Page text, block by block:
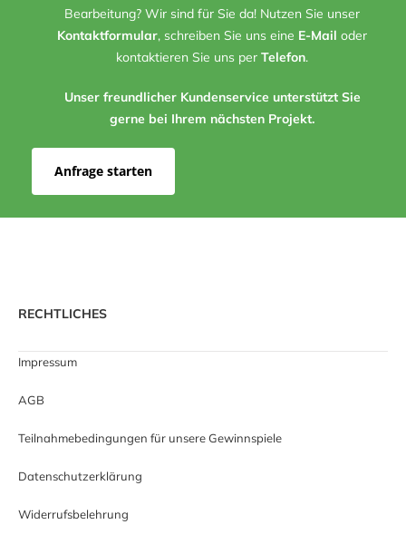
Bearbeitung? Wir sind für Sie da! Nutzen Sie unser
Kontaktformular, schreiben Sie uns eine E-Mail oder
kontaktieren Sie uns per Telefon.
Unser freundlicher Kundenservice unterstützt Sie
gerne bei Ihrem nächsten Projekt.
Anfrage starten
RECHTLICHES
Impressum
AGB
Teilnahmebedingungen für unsere Gewinnspiele
Datenschutzerklärung
Widerrufsbelehrung